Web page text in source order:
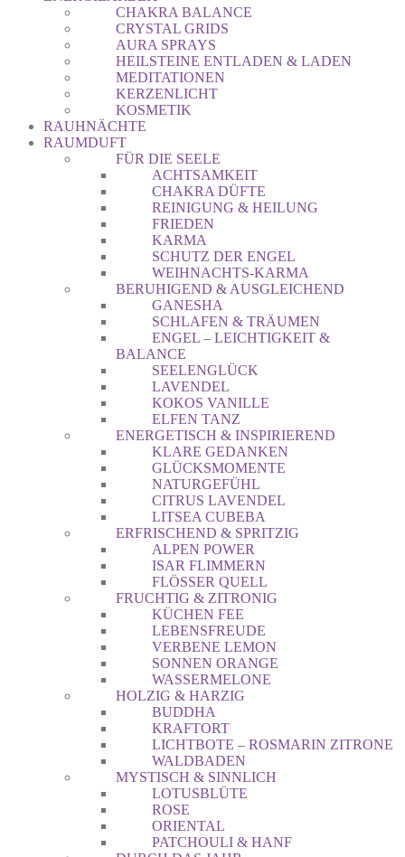
CHAKRA BALANCE
CRYSTAL GRIDS
AURA SPRAYS
HEILSTEINE ENTLADEN & LADEN
MEDITATIONEN
KERZENLICHT
KOSMETIK
RAUHNÄCHTE
RAUMDUFT
FÜR DIE SEELE
ACHTSAMKEIT
CHAKRA DÜFTE
REINIGUNG & HEILUNG
FRIEDEN
KARMA
SCHUTZ DER ENGEL
WEIHNACHTS-KARMA
BERUHIGEND & AUSGLEICHEND
GANESHA
SCHLAFEN & TRÄUMEN
ENGEL – LEICHTIGKEIT &
BALANCE
SEELENGLÜCK
LAVENDEL
KOKOS VANILLE
ELFEN TANZ
ENERGETISCH & INSPIRIEREND
KLARE GEDANKEN
GLÜCKSMOMENTE
NATURGEFÜHL
CITRUS LAVENDEL
LITSEA CUBEBA
ERFRISCHEND & SPRITZIG
ALPEN POWER
ISAR FLIMMERN
FLÖSSER QUELL
FRUCHTIG & ZITRONIG
KÜCHEN FEE
LEBENSFREUDE
VERBENE LEMON
SONNEN ORANGE
WASSERMELONE
HOLZIG & HARZIG
BUDDHA
KRAFTORT
LICHTBOTE – ROSMARIN ZITRONE
WALDBADEN
MYSTISCH & SINNLICH
LOTUSBLÜTE
ROSE
ORIENTAL
PATCHOULI & HANF